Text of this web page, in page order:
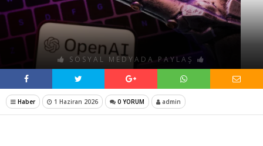
SOSYAL MEDYADA PAYLAŞ
Haber 1 Haziran 2026 0 YORUM admin